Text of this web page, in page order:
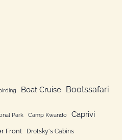
Boat Cruise Bootssafari
Park Camp Kwando Caprivi
Front Drotsky´s Cabins